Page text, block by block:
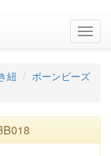
紐
ボーンビーズ